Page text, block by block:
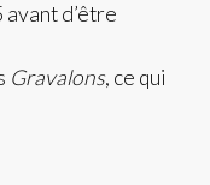
d’être
Gravalons, ce qui